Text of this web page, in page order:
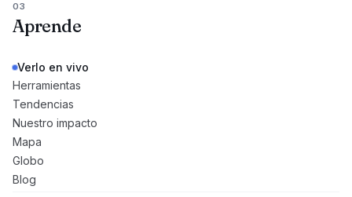
03
Aprende
Verlo en vivo
Herramientas
Tendencias
Nuestro impacto
Mapa
Globo
Blog